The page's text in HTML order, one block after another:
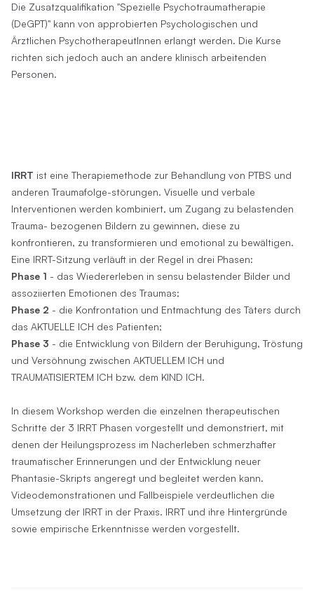
Die Zusatzqualifikation "Spezielle Psychotraumatherapie
(DeGPT)" kann von approbierten Psychologischen und
Ärztlichen PsychotherapeutInnen erlangt werden. Die Kurse
richten sich jedoch auch an andere klinisch arbeitenden
Personen.
IRRT ist eine Therapiemethode zur Behandlung von PTBS und
anderen Traumafolge-störungen. Visuelle und verbale
Interventionen werden kombiniert, um Zugang zu belastenden
Trauma- bezogenen Bildern zu gewinnen, diese zu
konfrontieren, zu transformieren und emotional zu bewältigen.
Eine IRRT-Sitzung verläuft in der Regel in drei Phasen:
Phase 1 - das Wiedererleben in sensu belastender Bilder und
assoziierten Emotionen des Traumas;
Phase 2 - die Konfrontation und Entmachtung des Täters durch
das AKTUELLE ICH des Patienten;
Phase 3 - die Entwicklung von Bildern der Beruhigung, Tröstung
und Versöhnung zwischen AKTUELLEM ICH und
TRAUMATISIERTEM ICH bzw. dem KIND ICH.
In diesem Workshop werden die einzelnen therapeutischen
Schritte der 3 IRRT Phasen vorgestellt und demonstriert, mit
denen der Heilungsprozess im Nacherleben schmerzhafter
traumatischer Erinnerungen und der Entwicklung neuer
Phantasie-Skripts angeregt und begleitet werden kann.
Videodemonstrationen und Fallbeispiele verdeutlichen die
Umsetzung der IRRT in der Praxis. IRRT und ihre Hintergründe
sowie empirische Erkenntnisse werden vorgestellt.